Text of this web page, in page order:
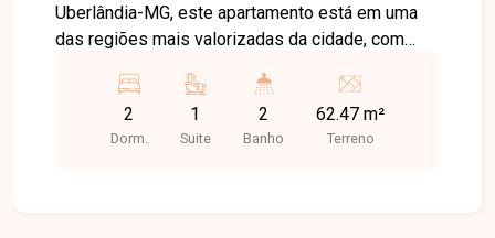
Uberlândia-MG, este apartamento está em uma
das regiões mais valorizadas da cidade, com
principais avenidas. A localização privilegiada
oferece proximidade com farmácias, padarias,
açougues, hortifrútis, supermercados, hospitais,
2
Dorm.
1
Suite
2
Banho
62.47 m²
Terreno